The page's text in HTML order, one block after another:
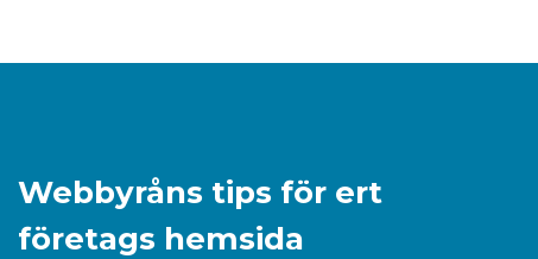
Webbyråns tips för ert
företags hemsida